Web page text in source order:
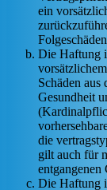
ein
Die Haftung
Schäden
Gesundheit
die
gilt auch für
entgangenen
Die Haftung